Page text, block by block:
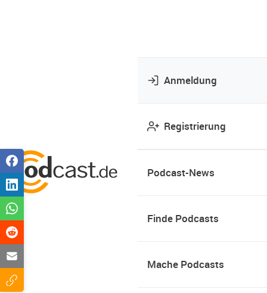
Anmeldung
Registrierung
Podcast-News
Finde Podcasts
Mache Podcasts